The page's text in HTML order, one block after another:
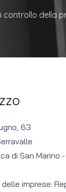
controllo della
63
di San Marino -
imprese: